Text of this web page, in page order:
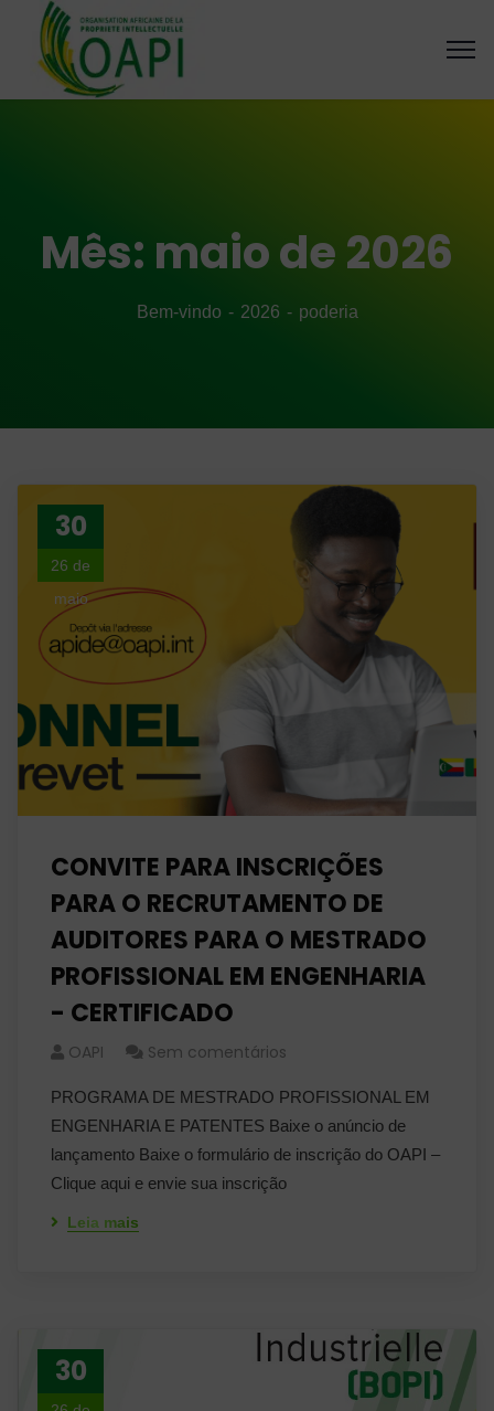
Mês: maio de 2026
Bem-vindo 2026 poderia
30
26 de
maio
CONVITE PARA INSCRIÇÕES
PARA O RECRUTAMENTO DE
AUDITORES PARA O MESTRADO
PROFISSIONAL EM ENGENHARIA
- CERTIFICADO
OAPI Sem comentários
PROGRAMA DE MESTRADO PROFISSIONAL EM
ENGENHARIA E PATENTES Baixe o anúncio de
lançamento Baixe o formulário de inscrição do OAPI –
Clique aqui e envie sua inscrição
Leia mais
30